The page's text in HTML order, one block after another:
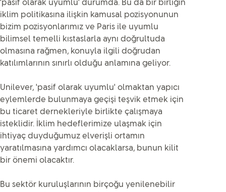
'pasif olarak uyumlu' durumda. Bu da bir birliğin
iklim politikasına ilişkin kamusal pozisyonunun
bizim pozisyonlarımız ve Paris ile uyumlu
bilimsel temelli kıstaslarla aynı doğrultuda
olmasına rağmen, konuyla ilgili doğrudan
katılımlarının sınırlı olduğu anlamına geliyor.
Unilever, 'pasif olarak uyumlu' olmaktan yapıcı
eylemlerde bulunmaya geçişi teşvik etmek için
bu ticaret dernekleriyle birlikte çalışmaya
isteklidir. İklim hedeflerimize ulaşmak için
ihtiyaç duyduğumuz elverişli ortamın
yaratılmasına yardımcı olacaklarsa, bunun kilit
bir önemi olacaktır.
Bu sektör kuruluşlarının birçoğu yenilenebilir